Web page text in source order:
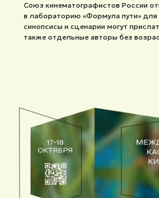
Союз кинематографистов России
в лабораторию «Формула пути» для
синопсисы и сценарии могут
также отдельные авторы без